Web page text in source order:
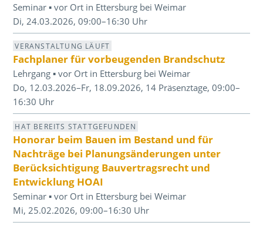
Seminar ▪ vor Ort in Ettersburg bei Weimar
Di, 24.03.2026, 09:00–16:30 Uhr
VERANSTALTUNG LÄUFT
Fachplaner für vorbeugenden Brandschutz
Lehrgang ▪ vor Ort in Ettersburg bei Weimar
Do, 12.03.2026–Fr, 18.09.2026, 14 Präsenztage, 09:00–
16:30 Uhr
HAT BEREITS STATTGEFUNDEN
Honorar beim Bauen im Bestand und für
Nachträge bei Planungsänderungen unter
Berücksichtigung Bauvertragsrecht und
Entwicklung HOAI
Seminar ▪ vor Ort in Ettersburg bei Weimar
Mi, 25.02.2026, 09:00–16:30 Uhr